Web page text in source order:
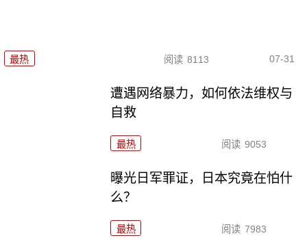
最热 阅读 8113 07-31
遭遇网络暴力，如何依法维权与
自救
最热 阅读 9053
曝光日军罪证，日本究竟在怕什
么？
最热 阅读 7983